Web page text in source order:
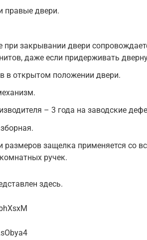
правые двери.
при закрывании двери
даже если придерживать
в открытом положении двери.
– 3 года на заводские
размеров защелка применяется со
ручек.
здесь.